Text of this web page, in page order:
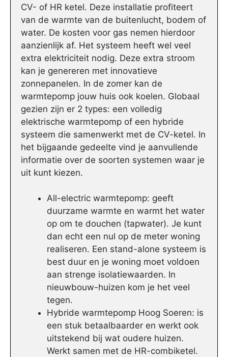
CV- of HR ketel. Deze installatie profiteert
van de warmte van de buitenlucht, bodem of
water. De kosten voor gas nemen hierdoor
aanzienlijk af. Het systeem heeft wel veel
extra elektriciteit nodig. Deze extra stroom
kan je genereren met innovatieve
zonnepanelen. In de zomer kan de
warmtepomp jouw huis ook koelen. Globaal
gezien zijn er 2 types: een volledig
elektrische warmtepomp of een hybride
systeem die samenwerkt met de CV-ketel. In
het bijgaande gedeelte vind je aanvullende
informatie over de soorten systemen waar je
uit kunt kiezen.
All-electric warmtepomp: geeft
duurzame warmte en warmt het water
op om te douchen (tapwater). Je kunt
dan echt een nul op de meter woning
realiseren. Een stand-alone systeem is
best duur en je woning moet voldoen
aan strenge isolatiewaarden. In
nieuwbouw-huizen kom je het veel
tegen.
Hybride warmtepomp Hoog Soeren: is
een stuk betaalbaarder en werkt ook
uitstekend bij wat oudere huizen.
Werkt samen met de HR-combiketel.